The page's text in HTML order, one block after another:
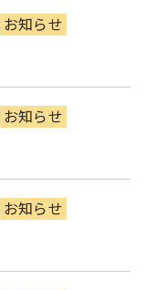
お知らせ
お知らせ
お知らせ